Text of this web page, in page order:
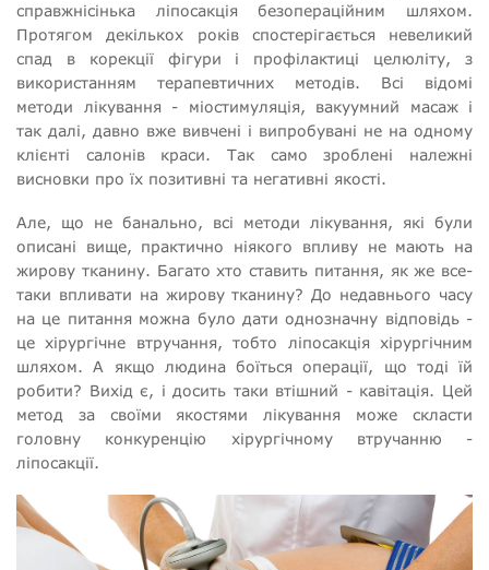
справжнісінька ліпосакція безопераційним шляхом.
Протягом декількох років спостерігається невеликий
спад в корекції фігури і профілактиці целюліту, з
використанням терапевтичних методів. Всі відомі
методи лікування - міостимуляція, вакуумний масаж і
так далі, давно вже вивчені і випробувані не на одному
клієнті салонів краси. Так само зроблені належні
висновки про їх позитивні та негативні якості.
Але, що не банально, всі методи лікування, які були
описані вище, практично ніякого впливу не мають на
жирову тканину. Багато хто ставить питання, як же все-
таки впливати на жирову тканину? До недавнього часу
на це питання можна було дати однозначну відповідь -
це хірургічне втручання, тобто ліпосакція хірургічним
шляхом. А якщо людина боїться операції, що тоді їй
робити? Вихід є, і досить таки втішний - кавітація. Цей
метод за своїми якостями лікування може скласти
головну конкуренцію хірургічному втручанню -
ліпосакції.